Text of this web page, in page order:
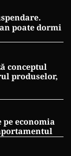
poate dormi
conceptul
produselor,
economia